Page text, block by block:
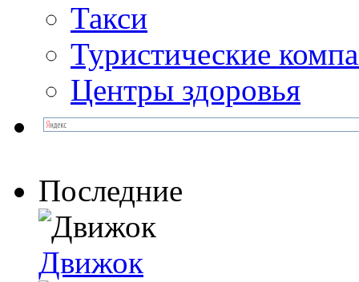
Такси
Туристические
Центры здоровья
Последние
Движок